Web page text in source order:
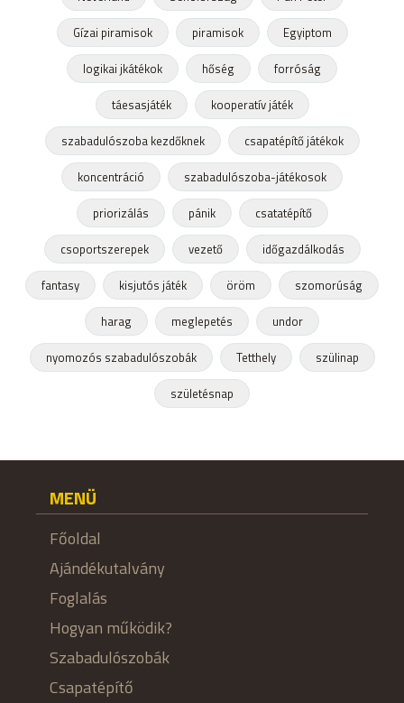
Gízai piramisok
piramisok
Egyiptom
logikai jkátékok
hőség
forróság
táesasjáték
kooperatív játék
szabadulószoba kezdőknek
csapatépítő játékok
koncentráció
szabadulószoba-játékosok
priorizálás
pánik
csatatépítő
csoportszerepek
vezető
időgazdálkodás
fantasy
kisjutós játék öröm
szomorúság
harag
meglepetés
undor
nyomozós szabadulószobák
Tetthely
szülinap
születésnap
MENÜ
Főoldal
Ajándékutalvány
Foglalás
Hogyan működik?
Szabadulószobák
Csapatépítő